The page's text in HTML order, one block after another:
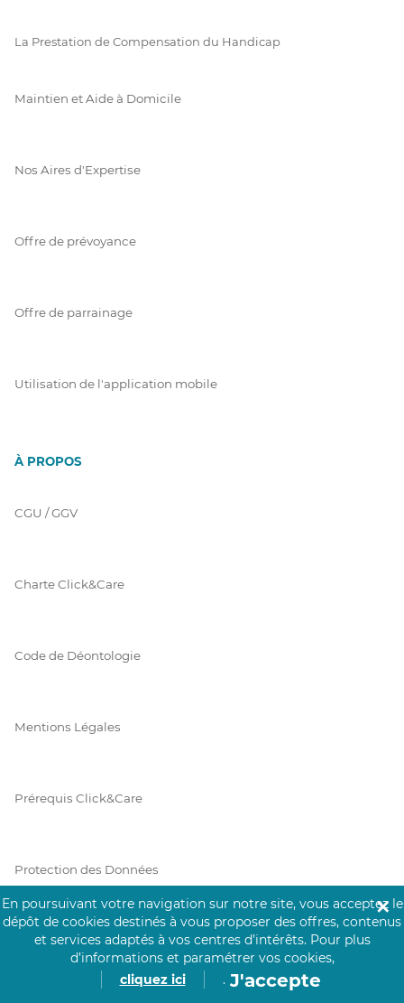
La Prestation de Compensation du Handicap
Maintien et Aide à Domicile
Nos Aires d'Expertise
Offre de prévoyance
Offre de parrainage
Utilisation de l'application mobile
À PROPOS
CGU / GGV
Charte Click&Care
Code de Déontologie
Mentions Légales
Prérequis Click&Care
Protection des Données
Vie Privée
En poursuivant votre navigation sur notre site, vous acceptez le
dépôt de cookies destinés à vous proposer des offres, contenus
et services adaptés à vos centres d’intérêts. Pour plus
d’informations et paramétrer vos cookies,
cliquez ici
. J'accepte
✕